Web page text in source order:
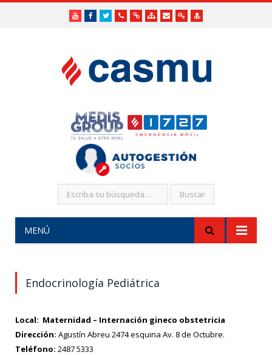
YoutubeFacebook
TwitterTeléfonos
EnlacesMapaFormularios
AccesoAcceso
MENÚ
Endocrinología Pediátrica
Local: Maternidad – Internación gineco obstetricia
Dirección: Agustín Abreu 2474 esquina Av. 8 de Octubre.
Teléfono: 2487 5333